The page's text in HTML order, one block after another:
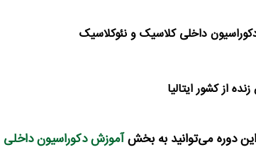
داخلی کلاسیک و نئوکلاسیک
از کشور ایتالیا
دوره می‌توانید به بخشآموزش دکوراسیون داخلی
: